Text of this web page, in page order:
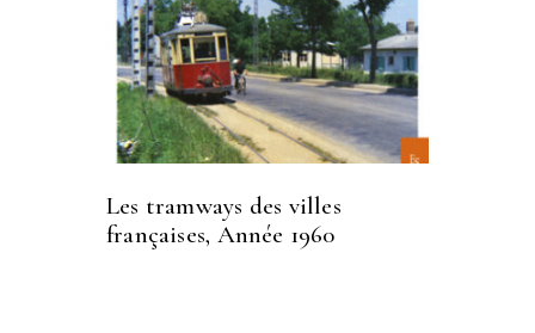
Les tramways des villes
françaises, Année 1960